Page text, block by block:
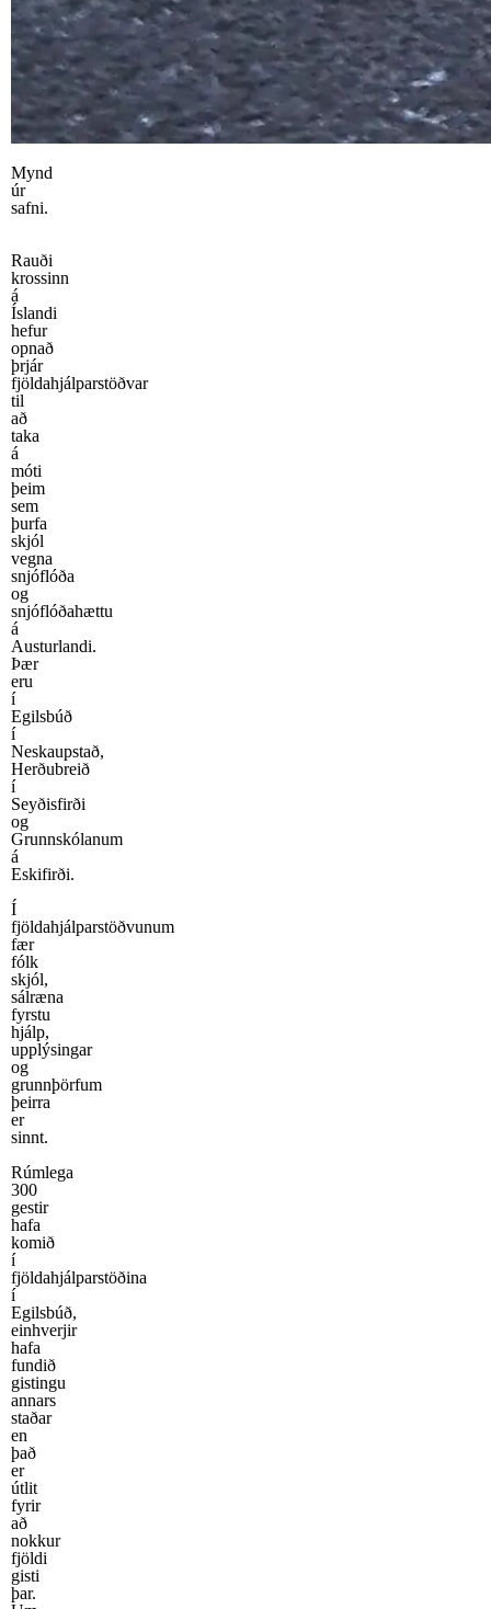
Mynd
úr
safni.
Rauði
krossinn
á
Íslandi
hefur
opnað
þrjár
fjöldahjálparstöðvar
til
að
taka
á
móti
þeim
sem
þurfa
skjól
vegna
snjóflóða
og
snjóflóðahættu
á
Austurlandi.
Þær
eru
í
Egilsbúð
í
Neskaupstað,
Herðubreið
í
Seyðisfirði
og
Grunnskólanum
á
Eskifirði.
Í
fjöldahjálparstöðvunum
fær
fólk
skjól,
sálræna
fyrstu
hjálp,
upplýsingar
og
grunnþörfum
þeirra
er
sinnt.
Rúmlega
300
gestir
hafa
komið
í
fjöldahjálparstöðina
í
Egilsbúð,
einhverjir
hafa
fundið
gistingu
annars
staðar
en
það
er
útlit
fyrir
að
nokkur
fjöldi
gisti
þar.